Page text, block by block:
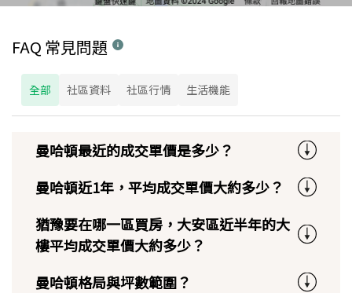
FAQ 常見問題
全部 社區資料 社區行情 生活機能
曼哈頓最近的成交單價是多少？
曼哈頓近1年，平均成交單價大約多少？
猶豫要在哪一區買房，大安區近半年的大
樓平均成交單價大約多少？
曼哈頓格局與坪數範圍？